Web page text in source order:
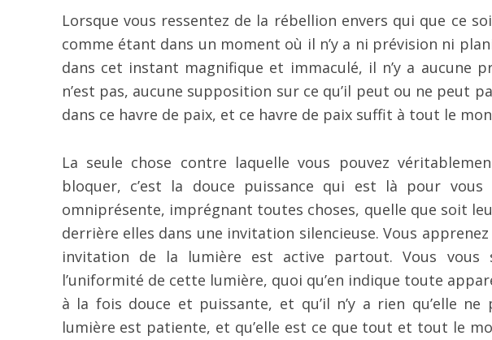
Lorsque vous ressentez de la rébellion envers qui que ce
comme étant dans un moment où il n’y a ni prévision ni
dans cet instant magnifique et immaculé, il n’y a aucune
n’est pas, aucune supposition sur ce qu’il peut ou ne peut
dans ce havre de paix, et ce havre de paix suffit à tout le
La seule chose contre laquelle vous pouvez
bloquer, c’est la douce puissance qui est là pour vous
omniprésente, imprégnant toutes choses, quelle que soit
derrière elles dans une invitation silencieuse. Vous
invitation de la lumière est active partout. Vous vous
l’uniformité de cette lumière, quoi qu’en indique toute
à la fois douce et puissante, et qu’il n’y a rien qu’elle ne
lumière est patiente, et qu’elle est ce que tout et tout le